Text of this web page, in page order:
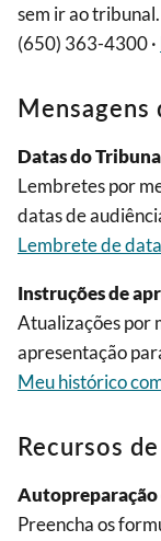
sem ir ao tribunal.
(650) 363-4300 ·
Datas do
Lembretes por
datas de
Lembrete de
Instruções de
Atualizações por
apresentação
Meu histórico
Recursos
Autopreparação
Preencha os